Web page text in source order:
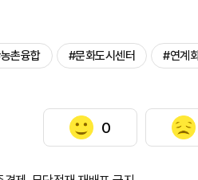
촌융합 #문화도시센터 #연계
0